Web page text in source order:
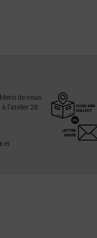
Merci de nous
l’atelier 28
et